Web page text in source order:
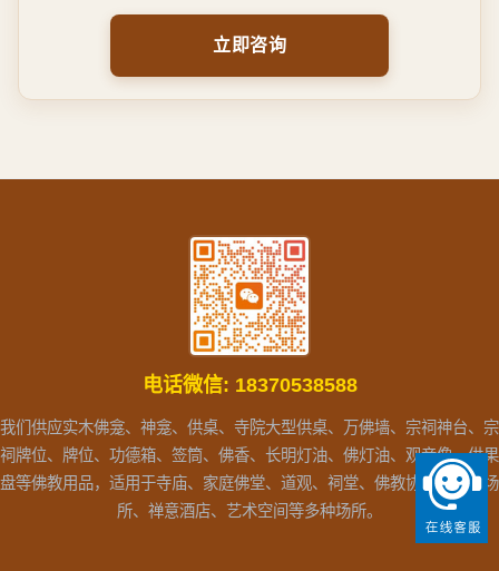
立即咨询
电话微信: 18370538588
我们供应实木佛龛、神龛、供桌、寺院大型供桌、万佛墙、宗祠神台、宗
祠牌位、牌位、功德箱、签筒、佛香、长明灯油、佛灯油、观音像、供果
盘等佛教用品，适用于寺庙、家庭佛堂、道观、祠堂、佛教协会、文化场
所、禅意酒店、艺术空间等多种场所。